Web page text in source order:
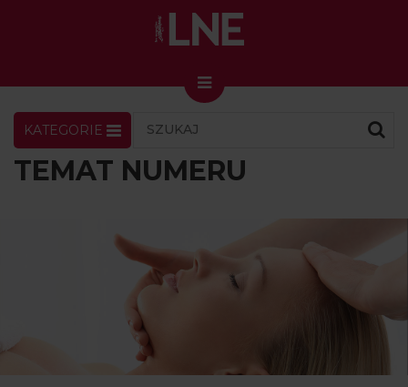
LNENEWS
49. edycja w Krakowie
VIDEO
O NAS
KATEGORIE
TEMAT NUMERU